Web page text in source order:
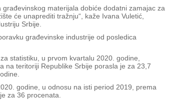
materijala dobiće dodatni zamajac za
će unaprediti tražnju“, kaže Ivana Vuletić,
Srbije.
građevinske industrije od posledica
statistiku, u prvom kvartalu 2020. godine,
na teritoriji Republike Srbije porasla je za 23,7
godine, u odnosu na isti period 2019, prema
za 36 procenata.